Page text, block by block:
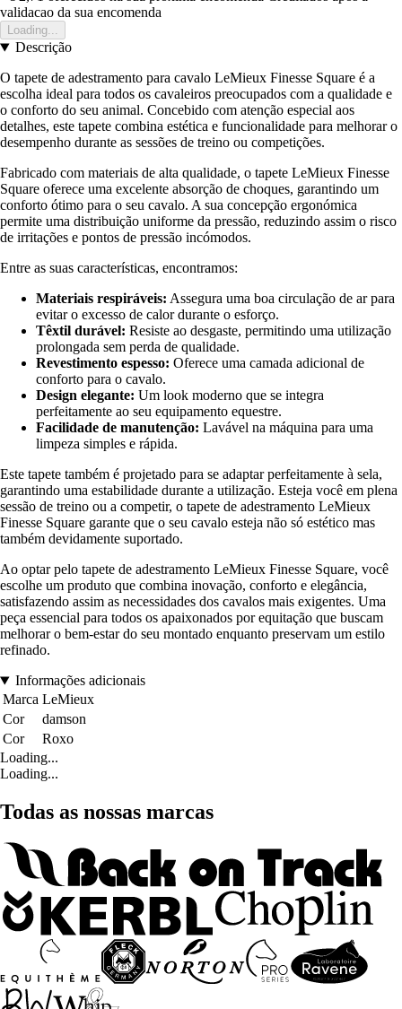
validacao da sua encomenda
Loading...
Descrição
O tapete de adestramento para cavalo LeMieux Finesse Square é a
escolha ideal para todos os cavaleiros preocupados com a qualidade e
o conforto do seu animal. Concebido com atenção especial aos
detalhes, este tapete combina estética e funcionalidade para melhorar o
desempenho durante as sessões de treino ou competições.
Fabricado com materiais de alta qualidade, o tapete LeMieux Finesse
Square oferece uma excelente absorção de choques, garantindo um
conforto ótimo para o seu cavalo. A sua concepção ergonómica
permite uma distribuição uniforme da pressão, reduzindo assim o risco
de irritações e pontos de pressão incómodos.
Entre as suas características, encontramos:
Materiais respiráveis: Assegura uma boa circulação de ar para
evitar o excesso de calor durante o esforço.
Têxtil durável: Resiste ao desgaste, permitindo uma utilização
prolongada sem perda de qualidade.
Revestimento espesso: Oferece uma camada adicional de
conforto para o cavalo.
Design elegante: Um look moderno que se integra
perfeitamente ao seu equipamento equestre.
Facilidade de manutenção: Lavável na máquina para uma
limpeza simples e rápida.
Este tapete também é projetado para se adaptar perfeitamente à sela,
garantindo uma estabilidade durante a utilização. Esteja você em plena
sessão de treino ou a competir, o tapete de adestramento LeMieux
Finesse Square garante que o seu cavalo esteja não só estético mas
também devidamente suportado.
Ao optar pelo tapete de adestramento LeMieux Finesse Square, você
escolhe um produto que combina inovação, conforto e elegância,
satisfazendo assim as necessidades dos cavalos mais exigentes. Uma
peça essencial para todos os apaixonados por equitação que buscam
melhorar o bem-estar do seu montado enquanto preservam um estilo
refinado.
Informações adicionais
Marca LeMieux
Cor
damson
Cor
Roxo
Loading...
Loading...
Todas as nossas marcas